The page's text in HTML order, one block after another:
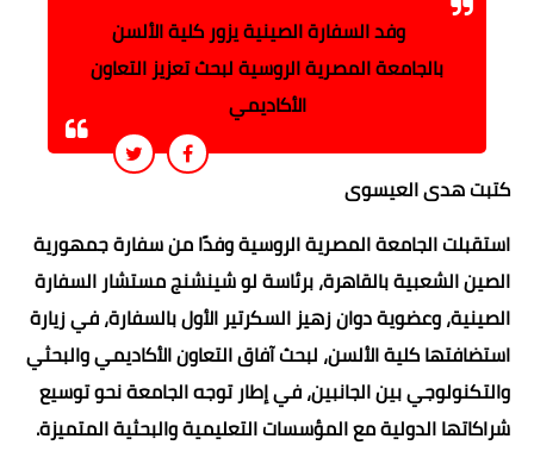
وفد السفارة الصينية يزور كلية الألسن
بالجامعة المصرية الروسية لبحث تعزيز التعاون
الأكاديمي
كتبت هدى العيسوى
استقبلت الجامعة المصرية الروسية وفدًا من سفارة جمهورية
الصين الشعبية بالقاهرة، برئاسة لو شينشنج مستشار السفارة
الصينية، وعضوية دوان زهيز السكرتير الأول بالسفارة، في زيارة
استضافتها كلية الألسن، لبحث آفاق التعاون الأكاديمي والبحثي
والتكنولوجي بين الجانبين، في إطار توجه الجامعة نحو توسيع
شراكاتها الدولية مع المؤسسات التعليمية والبحثية المتميزة.